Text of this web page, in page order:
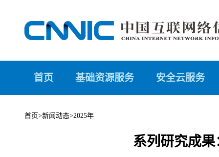
首页 基础资源服务 安全云服务
首页>新闻动态>2025年
系列研究成